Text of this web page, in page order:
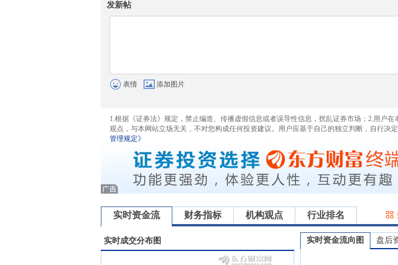
发新帖
表情 添加图片
1.根据《证券法》规定，禁止编造、传播虚假信息或者误导性信息，扰乱证券市场；2.用户
观点，与本网站立场无关，不对您构成任何投资建议。用户应基于自己的独立判断，自行决定
管理规定》
实时资金流 财务指标 机构观点 行业排名
实时成交分布图 实时资金流向图 盘后